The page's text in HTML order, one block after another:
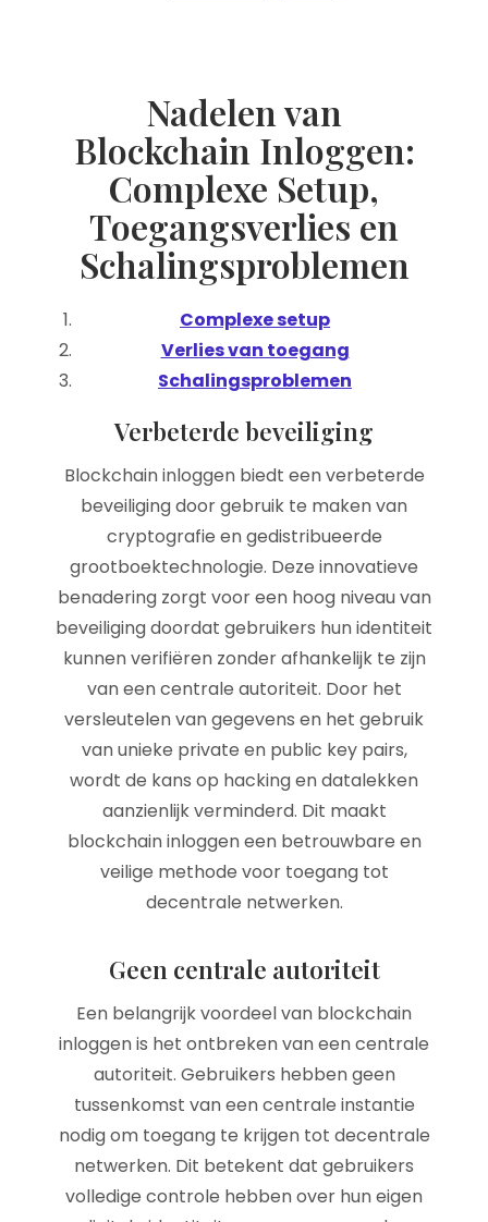
Nadelen van
Blockchain Inloggen:
Complexe Setup,
Toegangsverlies en
Schalingsproblemen
Complexe setup
Verlies van toegang
Schalingsproblemen
Verbeterde beveiliging
Blockchain inloggen biedt een verbeterde
beveiliging door gebruik te maken van
cryptografie en gedistribueerde
grootboektechnologie. Deze innovatieve
benadering zorgt voor een hoog niveau van
beveiliging doordat gebruikers hun identiteit
kunnen verifiëren zonder afhankelijk te zijn
van een centrale autoriteit. Door het
versleutelen van gegevens en het gebruik
van unieke private en public key pairs,
wordt de kans op hacking en datalekken
aanzienlijk verminderd. Dit maakt
blockchain inloggen een betrouwbare en
veilige methode voor toegang tot
decentrale netwerken.
Geen centrale autoriteit
Een belangrijk voordeel van blockchain
inloggen is het ontbreken van een centrale
autoriteit. Gebruikers hebben geen
tussenkomst van een centrale instantie
nodig om toegang te krijgen tot decentrale
netwerken. Dit betekent dat gebruikers
volledige controle hebben over hun eigen